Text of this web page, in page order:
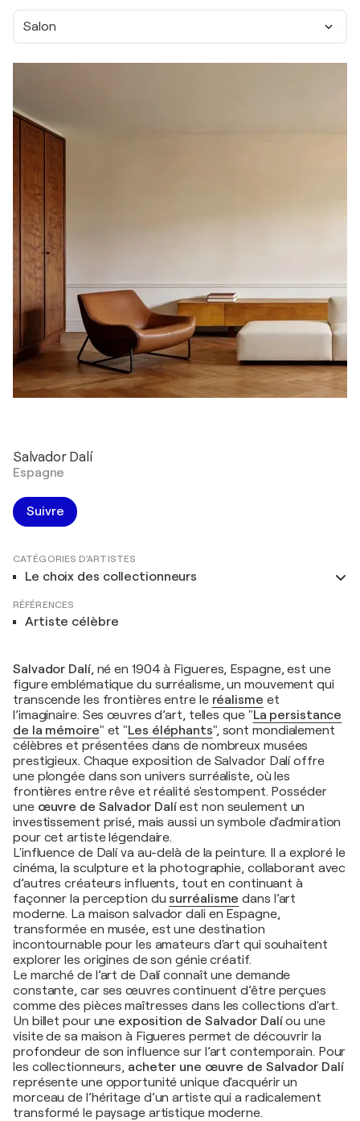
Salon
Salvador Dalí
Espagne
Suivre
CATÉGORIES D'ARTISTES
Le choix des collectionneurs
RÉFÉRENCES
Artiste célèbre
Salvador Dalí, né en 1904 à Figueres, Espagne, est une
figure emblématique du surréalisme, un mouvement qui
transcende les frontières entre le réalisme et
l’imaginaire. Ses œuvres d’art, telles que "La persistance
de la mémoire" et "Les éléphants", sont mondialement
célèbres et présentées dans de nombreux musées
prestigieux. Chaque exposition de Salvador Dalí offre
une plongée dans son univers surréaliste, où les
frontières entre rêve et réalité s'estompent. Posséder
une œuvre de Salvador Dalíest non seulement un
investissement prisé, mais aussi un symbole d'admiration
pour cet artiste légendaire.
L'influence de Dalí va au-delà de la peinture. Il a exploré le
cinéma, la sculpture et la photographie, collaborant avec
d’autres créateurs influents, tout en continuant à
façonner la perception du surréalisme dans l’art
moderne. La maison salvador dali en Espagne,
transformée en musée, est une destination
incontournable pour les amateurs d'art qui souhaitent
explorer les origines de son génie créatif.
Le marché de l’art de Dalí connaît une demande
constante, car ses œuvres continuent d’être perçues
comme des pièces maîtresses dans les collections d'art.
Un billet pour une exposition de Salvador Dalíou une
visite de sa maison à Figueres permet de découvrir la
profondeur de son influence sur l’art contemporain. Pour
les collectionneurs, acheter une œuvre de Salvador Dalí
représente une opportunité unique d'acquérir un
morceau de l’héritage d’un artiste qui a radicalement
transformé le paysage artistique moderne.